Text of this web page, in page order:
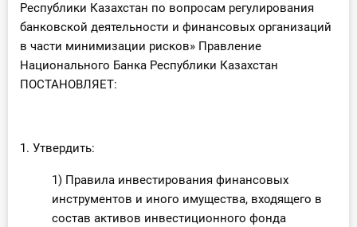
Кадры. Труд. Зарплата.
Учет по отраслям
Юридический помощник
О Системе
Обучение
Республики Казахстан по вопросам регулирования
банковской деятельности и финансовых организаций
в части минимизации рисков» Правление
Национального Банка Республики Казахстан
ПОСТАНОВЛЯЕТ:
1. Утвердить:
1) Правила инвестирования финансовых
инструментов и иного имущества, входящего в
состав активов инвестиционного фонда